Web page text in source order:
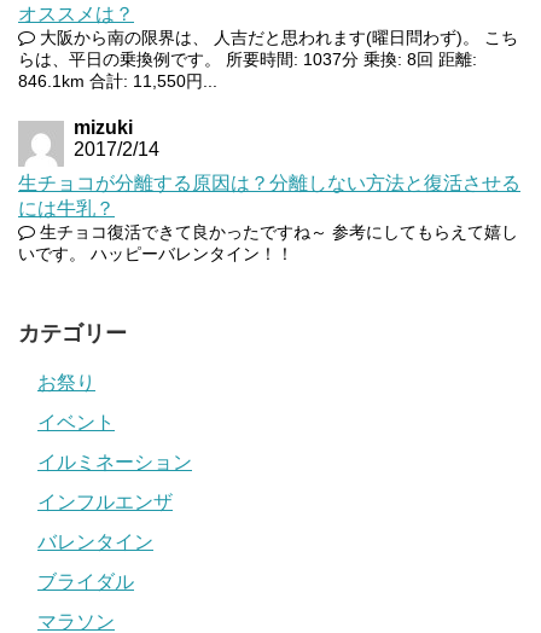
オススメは？
大阪から南の限界は、 人吉だと思われます(曜日問わず)。 こち
らは、平日の乗換例です。 所要時間: 1037分 乗換: 8回 距離:
846.1km 合計: 11,550円...
mizuki
2017/2/14
生チョコが分離する原因は？分離しない方法と復活させる
には牛乳？
生チョコ復活できて良かったですね～ 参考にしてもらえて嬉し
いです。 ハッピーバレンタイン！！
カテゴリー
お祭り
イベント
イルミネーション
インフルエンザ
バレンタイン
ブライダル
マラソン